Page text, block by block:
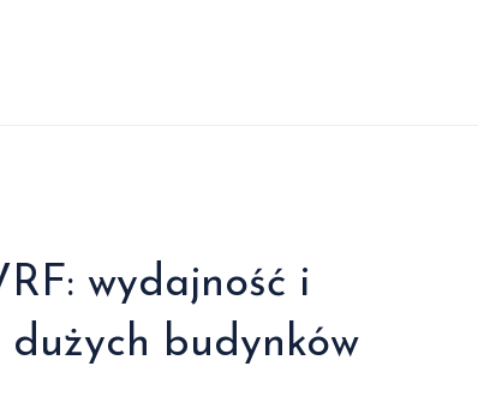
wydajność i
dużych budynków